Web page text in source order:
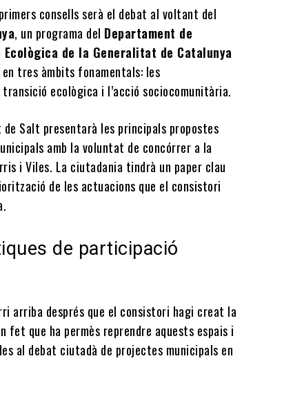
consells serà el debat al voltant del
, un programa del Departament de
de la Generalitat de Catalunya
tres àmbits fonamentals: les
ecològica i l’acció sociocomunitària.
de Salt presentarà les principals propostes
amb la voluntat de concórrer a la
i Viles. La ciutadania tindrà un paper clau
de les actuacions que el consistori
de participació
arriba després que el consistori hagi creat la
fet que ha permès reprendre aquests espais i
al debat ciutadà de projectes municipals en